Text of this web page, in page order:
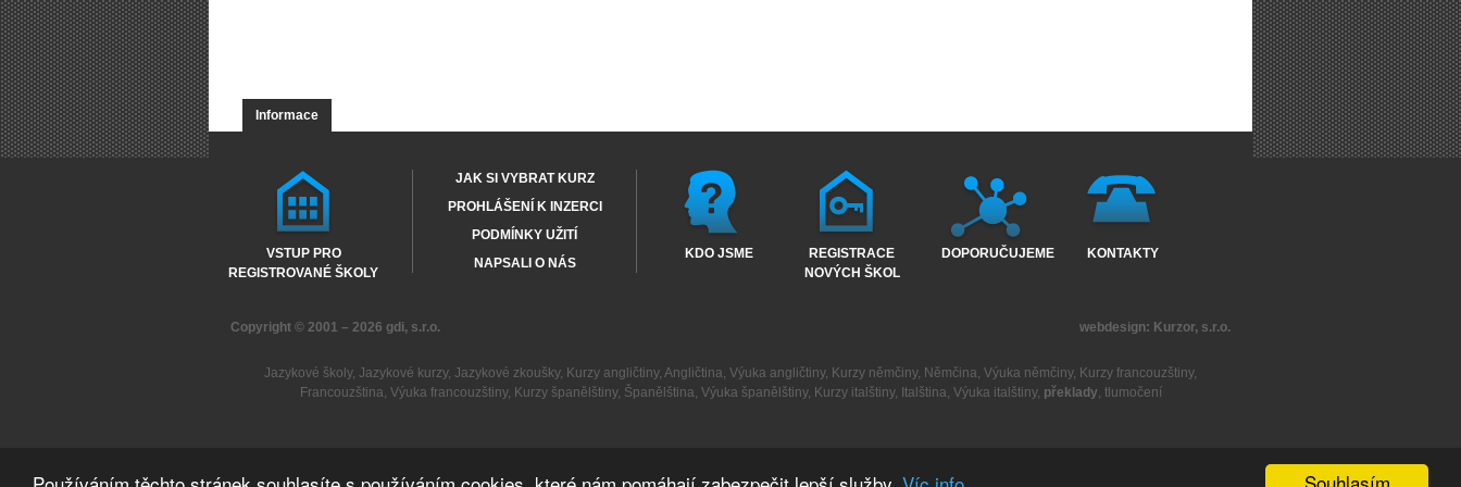
Informace
VSTUP PRO
REGISTROVANÉ ŠKOLY
JAK SI VYBRAT KURZ
PROHLÁŠENÍ K INZERCI
PODMÍNKY UŽITÍ
NAPSALI O NÁS
KDO JSME
REGISTRACE
NOVÝCH ŠKOL
DOPORUČUJEME KONTAKTY
Copyright © 2001 – 2026 gdi, s.r.o. webdesign: Kurzor, s.r.o.
Jazykové školy, Jazykové kurzy, Jazykové zkoušky, Kurzy angličtiny, Angličtina, Výuka angličtiny, Kurzy němčiny, Němčina, Výuka němčiny, Kurzy francouzštiny,
Francouzština, Výuka francouzštiny, Kurzy španělštiny, Španělština, Výuka španělštiny, Kurzy italštiny, Italština, Výuka italštiny, překlady, tlumočení